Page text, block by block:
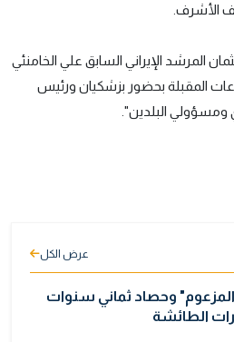
الأشرف.
المرشد الإيراني السابق علي الخامنئي
المقبلة بحضور بزشكيان ورئيس
ومسؤولي البلدين".
عرض الكل
"النصر المزعوم" وحصاد ثماني سنوات
الطائشة